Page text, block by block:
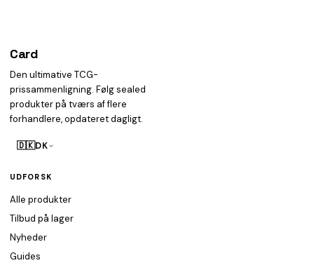
Card
Den ultimative TCG-
prissammenligning. Følg sealed
produkter på tværs af flere
forhandlere, opdateret dagligt.
🇩🇰DK
UDFORSK
Alle produkter
Tilbud på lager
Nyheder
Guides